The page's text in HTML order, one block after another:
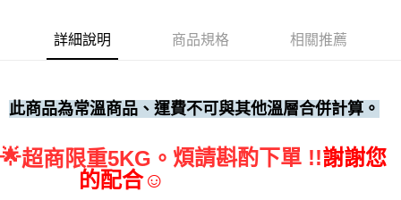
詳細說明 商品規格 相關推薦
此商品為常溫商品、運費不可與其他溫層合併計算。
🌟超商限重5KG。 煩請斟酌下單 !!謝謝您
的配合☺